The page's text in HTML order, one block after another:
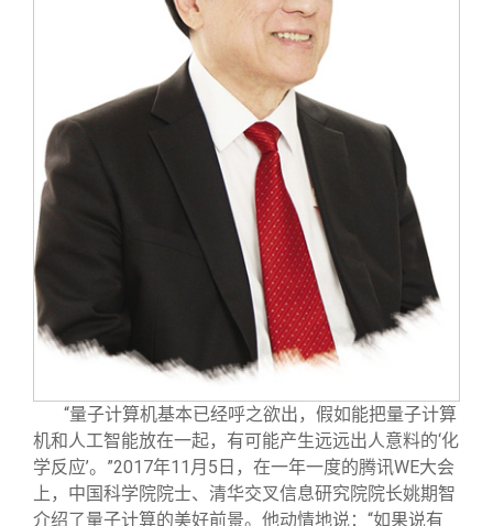
理事会名单
制度法规
联系我们
“量子计算机基本已经呼之欲出，假如能把量子计算
机和人工智能放在一起，有可能产生远远出人意料的‘化
学反应’。”2017年11月5日，在一年一度的腾讯WE大会
上，中国科学院院士、清华交叉信息研究院院长姚期智
介绍了量子计算的美好前景。他动情地说：“如果说有